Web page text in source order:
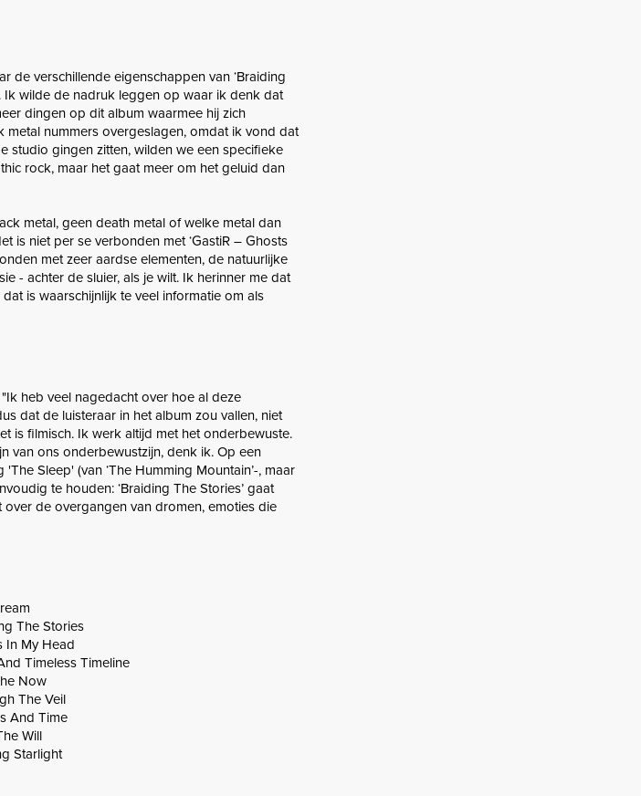
de verschillende eigenschappen van ‘Braiding
. Ik wilde de nadruk leggen op waar ik denk dat
dingen op dit album waarmee hij zich
nummers overgeslagen, omdat ik vond dat
studio gingen zitten, wilden we een specifieke
rock, maar het gaat meer om het geluid dan
metal, geen death metal of welke metal dan
is niet per se verbonden met ‘GastiR – Ghosts
met zeer aardse elementen, de natuurlijke
- achter de sluier, als je wilt. Ik herinner me dat
is waarschijnlijk te veel informatie om als
heb veel nagedacht over hoe al deze
dat de luisteraar in het album zou vallen, niet
is filmisch. Ik werk altijd met het onderbewuste.
van ons onderbewustzijn, denk ik. Op een
Sleep' (van ‘The Humming Mountain’-, maar
te houden: ‘Braiding The Stories’ gaat
de overgangen van dromen, emoties die
The Stories
In My Head
Timeless Timeline
Now
The Veil
And Time
Will
Starlight